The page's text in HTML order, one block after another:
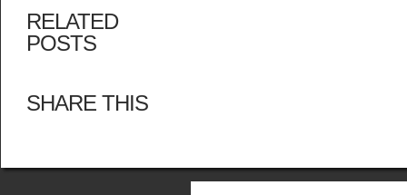
RELATED
POSTS
SHARE THIS